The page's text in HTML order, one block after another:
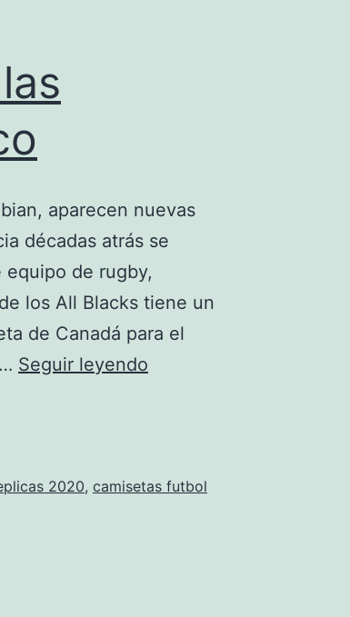
aparecen nuevas
décadas atrás se
de rugby,
los All Blacks tiene un
de Canadá para el
Seguir leyendo
camisetas
2020, camisetas futbol